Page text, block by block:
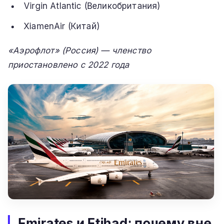
Virgin Atlantic (Великобритания)
XiamenAir (Китай)
«Аэрофлот» (Россия) — членство
приостановлено с 2022 года